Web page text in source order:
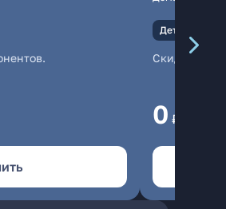
Детали
Скидка
0 ₽/мес